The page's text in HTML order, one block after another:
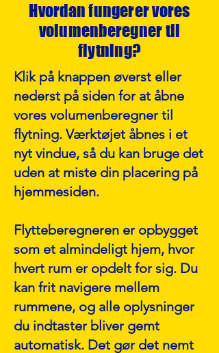
Hvordan fungerer vores
volumenberegner til
flytning?
Klik på knappen øverst eller
nederst på siden for at åbne
vores volumenberegner til
flytning. Værktøjet åbnes i et
nyt vindue, så du kan bruge det
uden at miste din placering på
hjemmesiden.
Flytteberegneren er opbygget
som et almindeligt hjem, hvor
hvert rum er opdelt for sig. Du
kan frit navigere mellem
rummene, og alle oplysninger
du indtaster bliver gemt
automatisk. Det gør det nemt